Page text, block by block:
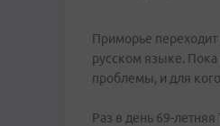
Приморье переходит
русском языке.
проблемы, и для
Раз в день 69-